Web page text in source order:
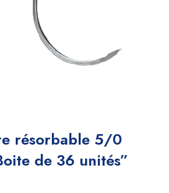
résorbable 5/0
de 36 unités”